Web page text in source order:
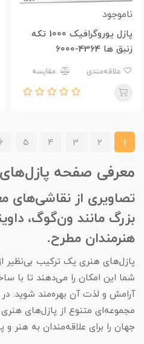
ناموجود
پازل یوروگرافیک 1000 تکه
زنبق ها 4364-6000
مقایسه
1
2
3
4
5
6
معرفی صفحه
تصاویری از نقاشی‌های
بزرگ مانند ون‌گوگ،
هنرمندان مطرح.
پازل‌های هنری یک ترکیب بی‌نظیر
شما این امکان را می‌دهند تا با
آرامش و لذت آن بهره‌مند شوید.
مجموعه‌ای متنوع از پازل‌های هنری
جهان را برای علاقه‌مندان به هنر و